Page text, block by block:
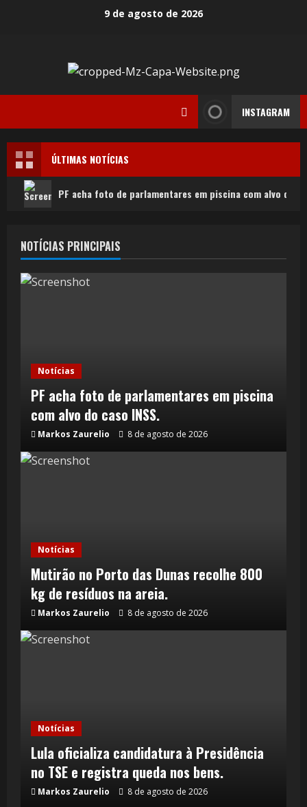
9 de agosto de 2026
INSTAGRAM
ÚLTIMAS NOTÍCIAS
PF acha foto de parlamentares em piscina com alvo do
NOTÍCIAS PRINCIPAIS
Notícias
PF acha foto de parlamentares em piscina
com alvo do caso INSS.
Markos Zaurelio 8 de agosto de 2026
Notícias
Mutirão no Porto das Dunas recolhe 800
kg de resíduos na areia.
Markos Zaurelio 8 de agosto de 2026
Notícias
Lula oficializa candidatura à Presidência
no TSE e registra queda nos bens.
Markos Zaurelio 8 de agosto de 2026